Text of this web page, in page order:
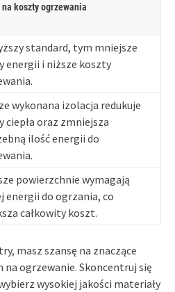
na koszty ogrzewania
standard, tym mniejsze
energii i niższe koszty
wykonana izolacja redukuje
ciepła oraz zmniejsza
ilość energii do
powierzchnie wymagają
energii do ogrzania, co
całkowity koszt.
masz szansę na znaczące
na ogrzewanie. Skoncentruj się
wysokiej jakości materiały